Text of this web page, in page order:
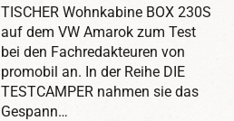
TISCHER Wohnkabine BOX 230S
auf dem VW Amarok zum Test
bei den Fachredakteuren von
promobil an. In der Reihe DIE
TESTCAMPER nahmen sie das
Gespann…